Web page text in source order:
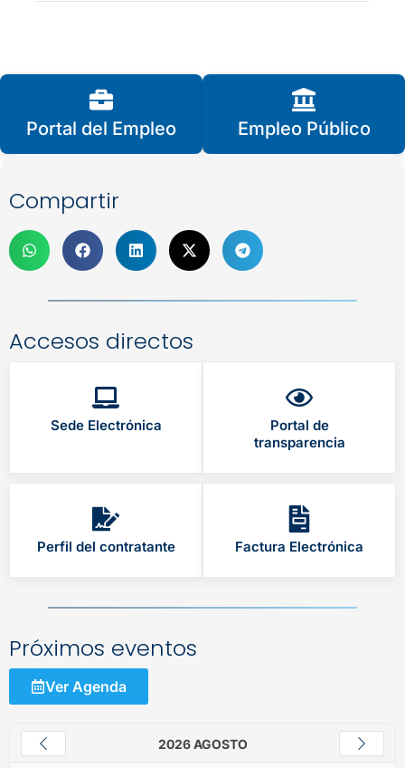
Portal del Empleo Empleo Público
Compartir
Accesos directos
Sede Electrónica
Portal de
transparencia
Perfil del contratante Factura Electrónica
Próximos eventos
Ver Agenda
2026 AGOSTO